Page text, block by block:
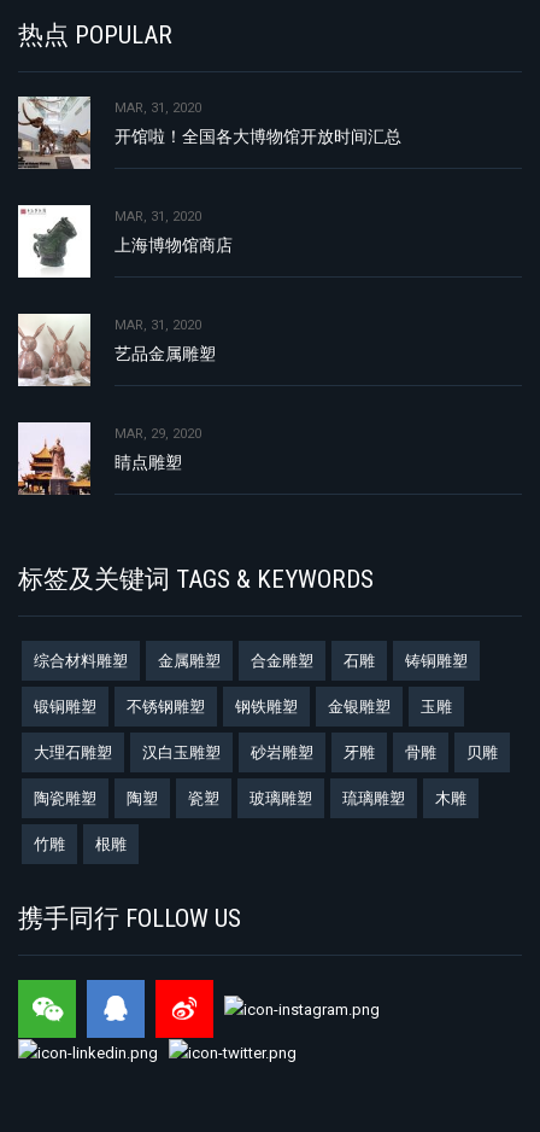
热点 POPULAR
MAR, 31, 2020
开馆啦！全国各大博物馆开放时间汇总
MAR, 31, 2020
上海博物馆商店
MAR, 31, 2020
艺品金属雕塑
MAR, 29, 2020
睛点雕塑
标签及关键词 TAGS & KEYWORDS
综合材料雕塑 金属雕塑 合金雕塑 石雕 铸铜雕塑
锻铜雕塑 不锈钢雕塑 钢铁雕塑 金银雕塑 玉雕
大理石雕塑 汉白玉雕塑 砂岩雕塑 牙雕 骨雕 贝雕
陶瓷雕塑 陶塑 瓷塑 玻璃雕塑 琉璃雕塑 木雕
竹雕 根雕
携手同行 FOLLOW US